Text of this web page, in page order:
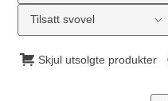
Tilsatt svovel
Skjul utsolgte produkter